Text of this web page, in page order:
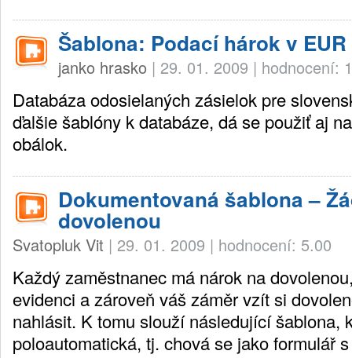
Šablona: Podací hárok v
janko hrasko | 29. 01. 2009 | hodnocení:
Databáza odosielaných zásielok pre
ďalšie šablóny k databáze, dá se použiť aj
obálok.
Dokumentovaná šablona –
dovolenou
Svatopluk Vit | 29. 01. 2009 | hodnocení: 5.00
Každý zaměstnanec má nárok na
evidenci a zároveň váš záměr vzít si
nahlásit. K tomu slouží následující šablona,
poloautomatická, tj. chová se jako formulář